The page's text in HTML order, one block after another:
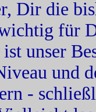
Dir die
für
unser
und
-